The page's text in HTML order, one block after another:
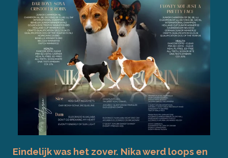
Eindelijk was het zover. Nika werd loops en